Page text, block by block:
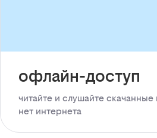
офлайн-доступ
читайте и слушайте
нет интернета